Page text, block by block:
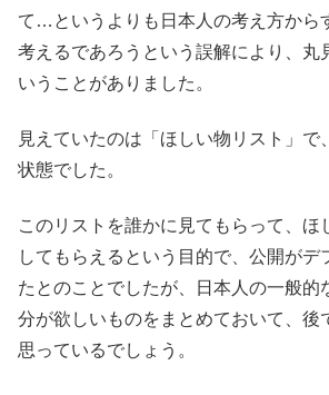
て…というよりも日本人の考え方から
考えるであろうという誤解により、丸
いうことがありました。
見えていたのは「ほしい物リスト」で
状態でした。
このリストを誰かに見てもらって、ほ
してもらえるという目的で、公開がデ
たとのことでしたが、日本人の一般的
分が欲しいものをまとめておいて、後
思っているでしょう。